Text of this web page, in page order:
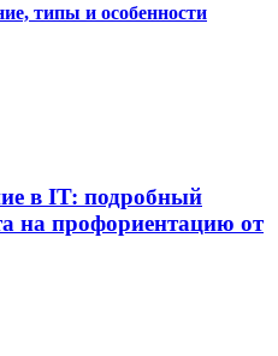
типы и особенности
в IT: подробный
на профориентацию от